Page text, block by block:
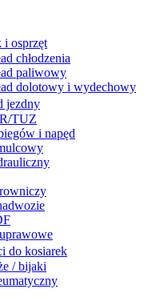
i osprzęt
chłodzenia
paliwowy
dolotowy i wydechowy
jezdny
TUZ
i napęd
do kosiarek
/ bijaki